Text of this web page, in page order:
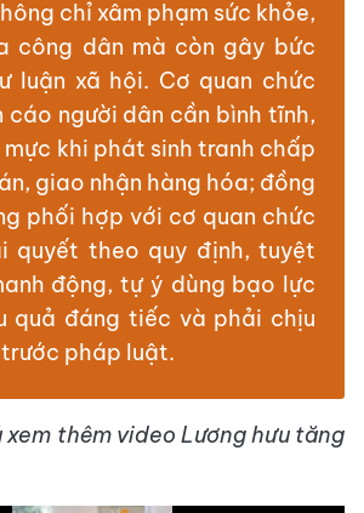
chỉ xâm phạm sức khỏe,
công dân mà còn gây bức
luận xã hội. Cơ quan chức
cáo người dân cần bình tĩnh,
mực khi phát sinh tranh chấp
giao nhận hàng hóa; đồng
phối hợp với cơ quan chức
quyết theo quy định, tuyệt
động, tự ý dùng bạo lực
quả đáng tiếc và phải chịu
pháp luật.
xem thêm video Lương hưu tăng